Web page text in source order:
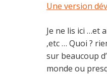
Une version
Je ne lis ici …et
,etc … Quoi ?
sur beaucoup
monde ou